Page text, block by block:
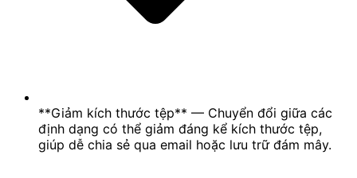
**Giảm kích thước tệp** — Chuyển đổi giữa các
định dạng có thể giảm đáng kể kích thước tệp,
giúp dễ chia sẻ qua email hoặc lưu trữ đám mây.